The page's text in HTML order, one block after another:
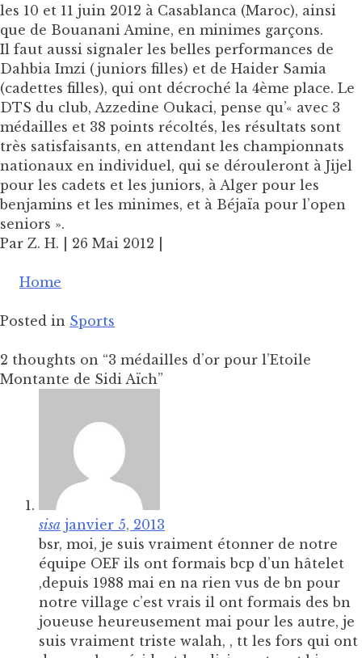
les 10 et 11 juin 2012 à Casablanca (Maroc), ainsi
que de Bouanani Amine, en minimes garçons.
Il faut aussi signaler les belles performances de
Dahbia Imzi (juniors filles) et de Haider Samia
(cadettes filles), qui ont décroché la 4ème place. Le
DTS du club, Azzedine Oukaci, pense qu’« avec 3
médailles et 38 points récoltés, les résultats sont
très satisfaisants, en attendant les championnats
nationaux en individuel, qui se dérouleront à Jijel
pour les cadets et les juniors, à Alger pour les
benjamins et les minimes, et à Béjaïa pour l’open
seniors ».
Par Z. H. | 26 Mai 2012 |
Home
Posted in Sports
2 thoughts on “3 médailles d’or pour l’Etoile
Montante de Sidi Aïch”
sisa janvier 5, 2013
bsr, moi, je suis vraiment étonner de notre
équipe OEF ils ont formais bcp d’un hâtelet
,depuis 1988 mai en na rien vus de bn pour
notre village c’est vrais il ont formais des bn
joueuse heureusement mai pour les autre, je
suis vraiment triste walah, , tt les fors qui ont